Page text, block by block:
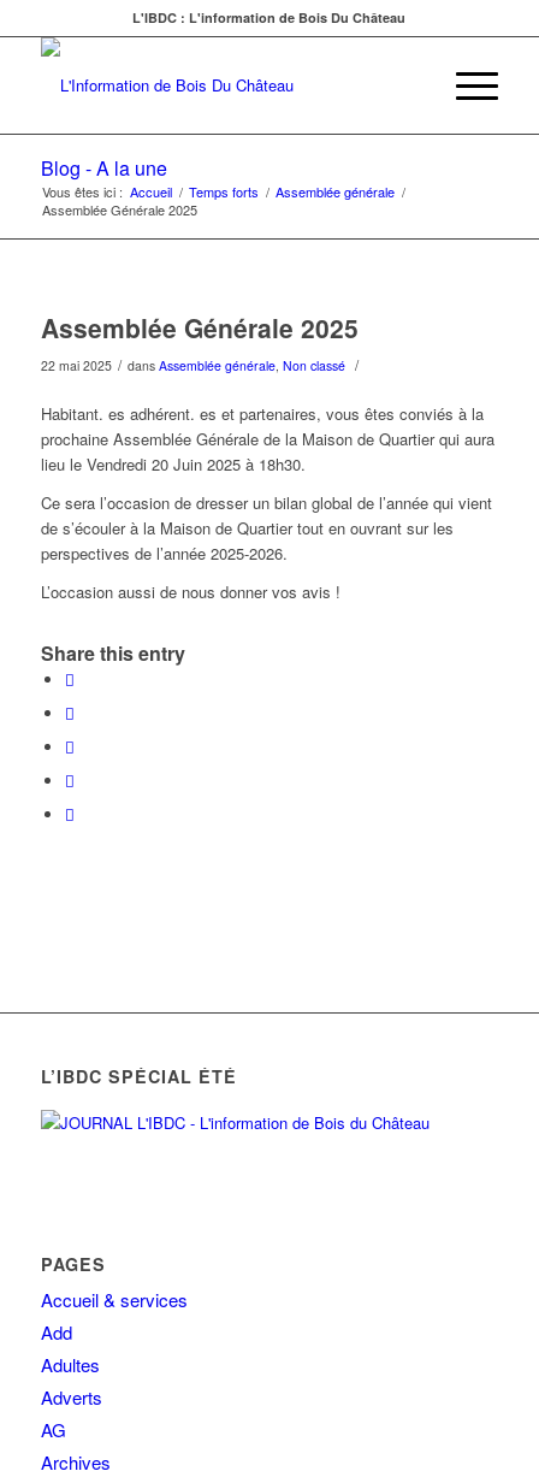
L'IBDC : L'information de Bois Du Château
Blog - A la une
Vous êtes ici : Accueil / Temps forts / Assemblée générale /
Assemblée Générale 2025
Assemblée Générale 2025
22 mai 2025 / dans Assemblée générale, Non classé /
Habitant. es adhérent. es et partenaires, vous êtes conviés à la
prochaine Assemblée Générale de la Maison de Quartier qui aura
lieu le Vendredi 20 Juin 2025 à 18h30.
Ce sera l’occasion de dresser un bilan global de l’année qui vient
de s’écouler à la Maison de Quartier tout en ouvrant sur les
perspectives de l’année 2025-2026.
L’occasion aussi de nous donner vos avis !
Share this entry
L’IBDC SPÉCIAL ÉTÉ
PAGES
Accueil & services
Add
Adultes
Adverts
AG
Archives